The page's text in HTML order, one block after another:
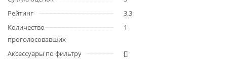
Рейтинг
3.3
Количество
проголосовавших
1
Аксессуары по фильтру []